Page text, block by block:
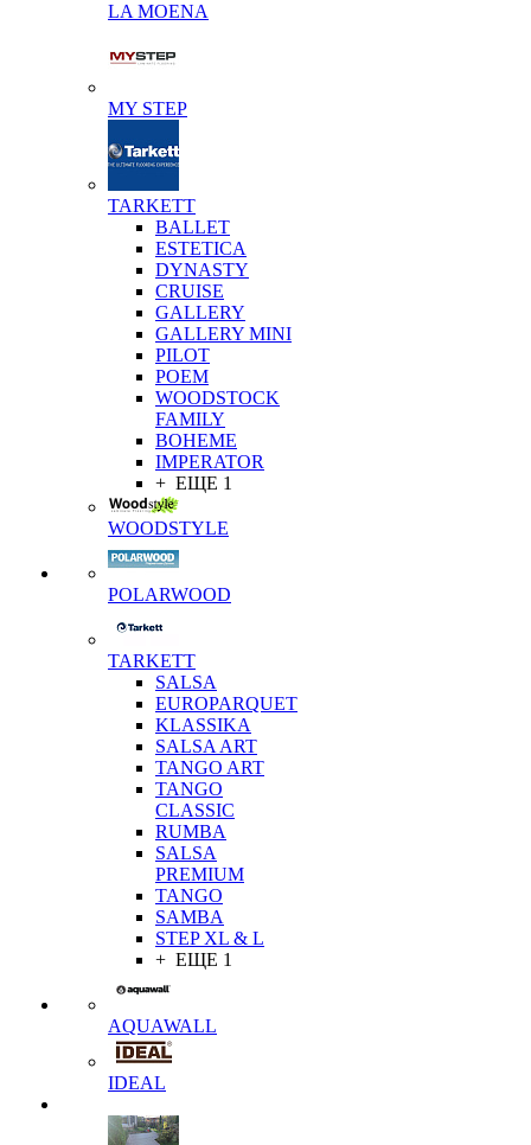
LA MOENA
MY STEP
TARKETT
BALLET
ESTETICA
DYNASTY
CRUISE
GALLERY
GALLERY MINI
PILOT
POEM
WOODSTOCK
FAMILY
BOHEME
IMPERATOR
+ ЕЩЕ 1
WOODSTYLE
POLARWOOD
TARKETT
SALSA
EUROPARQUET
KLASSIKA
SALSA ART
TANGO ART
TANGO
CLASSIC
RUMBA
SALSA
PREMIUM
TANGO
SAMBA
STEP XL & L
+ ЕЩЕ 1
AQUAWALL
IDEAL